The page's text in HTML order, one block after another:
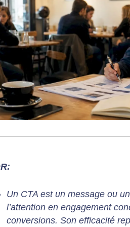
Un CTA est un message ou
l’attention en engagement
conversions. Son efficacité